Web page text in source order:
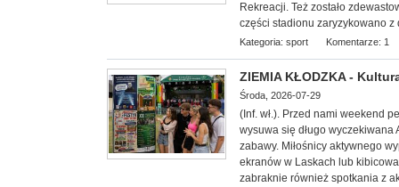
Rekreacji. Też zostało
części stadionu zaryzykowano
Kategoria: sport Komentarze: 1
ZIEMIA KŁODZKA -
Środa, 2026-07-29
(Inf. wł.). Przed nami weekend
wysuwa się długo
zabawy. Miłośnicy aktywnego
ekranów w Laskach lub
zabraknie również spotkania z